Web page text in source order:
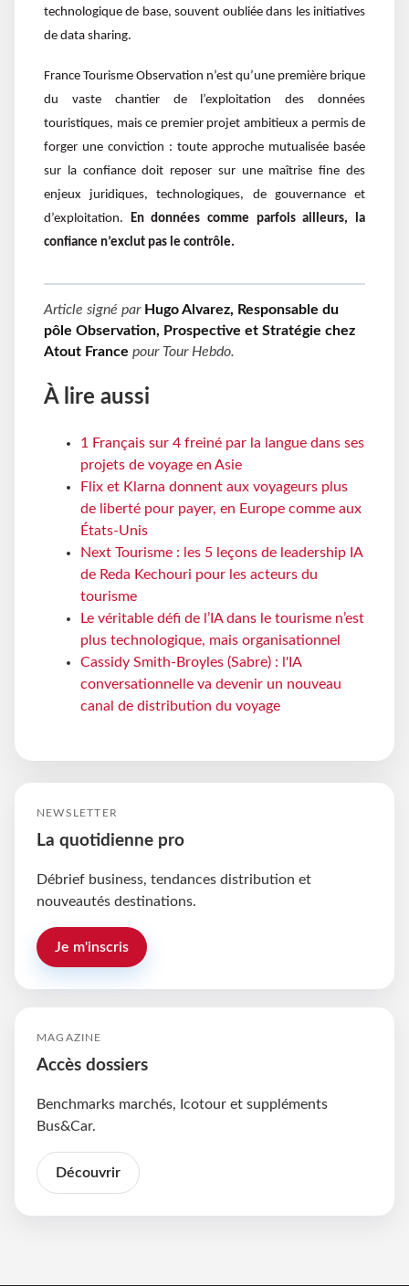
technologique de base, souvent oubliée dans les initiatives
de data sharing.
France Tourisme Observation n’est qu’une première brique
du vaste chantier de l’exploitation des données
touristiques, mais ce premier projet ambitieux a permis de
forger une conviction : toute approche mutualisée basée
sur la confiance doit reposer sur une maîtrise fine des
enjeux juridiques, technologiques, de gouvernance et
d’exploitation.
En données comme parfois ailleurs, la
confiance n’exclut pas le contrôle.
Article signé par Hugo Alvarez, Responsable du
pôle Observation, Prospective et Stratégie chez
Atout France pour Tour Hebdo.
À lire aussi
1 Français sur 4 freiné par la langue dans ses
projets de voyage en Asie
Flix et Klarna donnent aux voyageurs plus
de liberté pour payer, en Europe comme aux
États-Unis
Next Tourisme : les 5 leçons de leadership IA
de Reda Kechouri pour les acteurs du
tourisme
Le véritable défi de l’IA dans le tourisme n’est
plus technologique, mais organisationnel
Cassidy Smith-Broyles (Sabre) : l'IA
conversationnelle va devenir un nouveau
canal de distribution du voyage
NEWSLETTER
La quotidienne pro
Débrief business, tendances distribution et
nouveautés destinations.
Je m'inscris
MAGAZINE
Accès dossiers
Benchmarks marchés, Icotour et suppléments
Bus&Car.
Découvrir